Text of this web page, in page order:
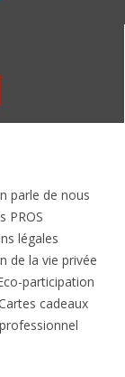
parle de nous
PROS
légales
de la vie privée
participation
cadeaux
meubles
comme
de